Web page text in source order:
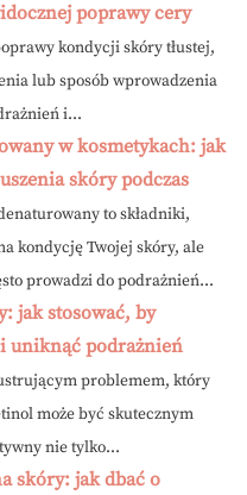
poprawy cery
kondycji skóry tłustej,
lub sposób wprowadzenia
i...
w kosmetykach: jak
skóry podczas
to składniki,
kondycję Twojej skóry, ale
prowadzi do podrażnień...
jak stosować, by
uniknąć podrażnień
problemem, który
może być skutecznym
nie tylko...
skóry: jak dbać o